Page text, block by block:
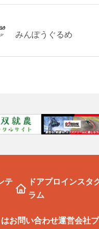
みんぽうぐるめ
テ
ドアプロインスタ
ラム
お問い合わせ運営会社